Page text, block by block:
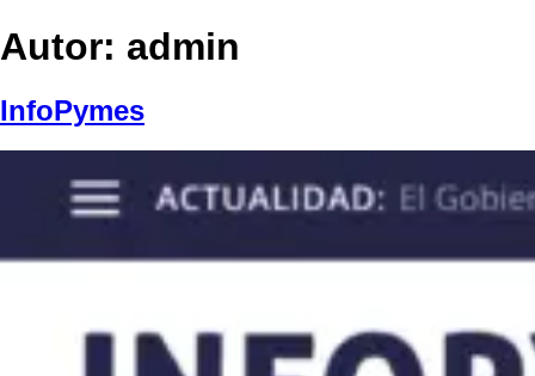
Autor: admin
InfoPymes